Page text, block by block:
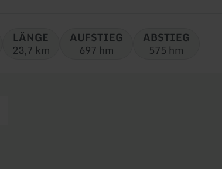
Tour:
LÄNGE
23,7 km
AUFSTIEG
697 hm
ABSTIEG
575 hm